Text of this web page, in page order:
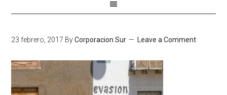
23 febrero, 2017 ByCorporacion Sur Leave a Comment